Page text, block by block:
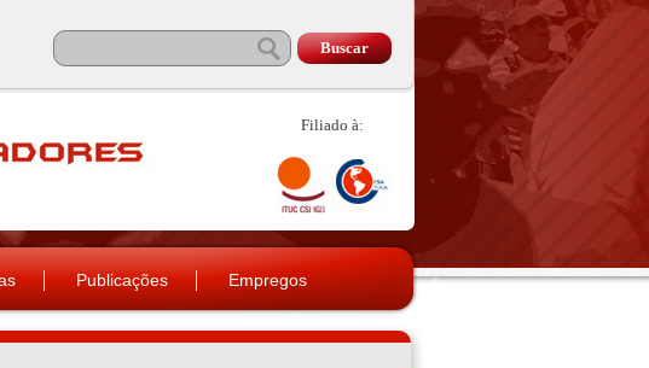
Filiado à:
Publicações Empregos